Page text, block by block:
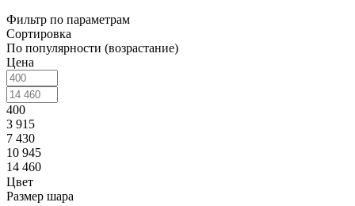
Фильтр по параметрам
Сортировка
По популярности (возрастание)
Цена
400
3 915
7 430
10 945
14 460
Цвет
Размер шара